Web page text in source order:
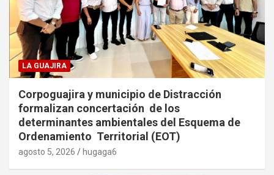
LA GUAJIRA
Corpoguajira y municipio de Distracción
formalizan concertación de los
determinantes ambientales del Esquema de
Ordenamiento Territorial (EOT)
agosto 5, 2026 hugaga6